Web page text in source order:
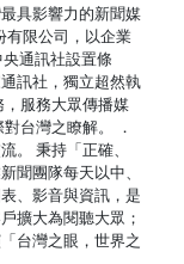
具影響力的新聞媒
有限公司，以企業
通訊社設置條
訊社，獨立超然執
服務大眾傳播媒
台灣之瞭解。 ．
。 秉持「正確、
聞團隊每天以中、
、影音與資訊，是
擴大為閱聽大眾；
台灣之眼，世界之